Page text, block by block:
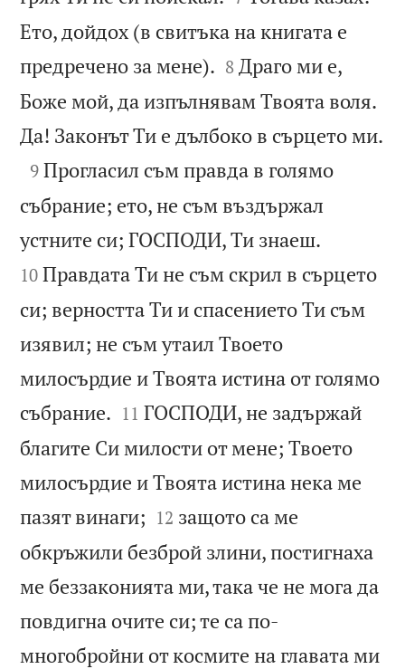
Ето, дойдох (в свитъка на книгата е
предречено за мене). 

8 Драго ми е,
Боже мой, да изпълнявам Твоята воля.
Да! Законът Ти е дълбоко в сърцето ми.

9 Прогласил съм правда в голямо
събрание; ето, не съм въздържал
устните си; ГОСПОДИ, Ти знаеш.
10 Правдата Ти не съм скрил в сърцето
си; верността Ти и спасението Ти съм
изявил; не съм утаил Твоето
милосърдие и Твоята истина от голямо
събрание. 

11 ГОСПОДИ, не задържай
благите Си милости от мене; Твоето
милосърдие и Твоята истина нека ме
пазят винаги; 

12 защото са ме
обкръжили безброй злини, постигнаха
ме беззаконията ми, така че не мога да
повдигна очите си; те са по-
многобройни от космите на главата ми